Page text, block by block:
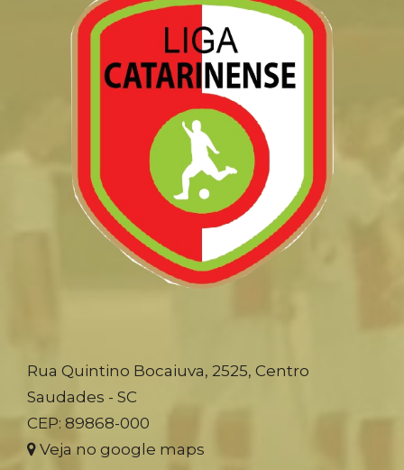
Rua Quintino Bocaiuva, 2525, Centro
Saudades - SC
CEP: 89868-000
Veja no google maps